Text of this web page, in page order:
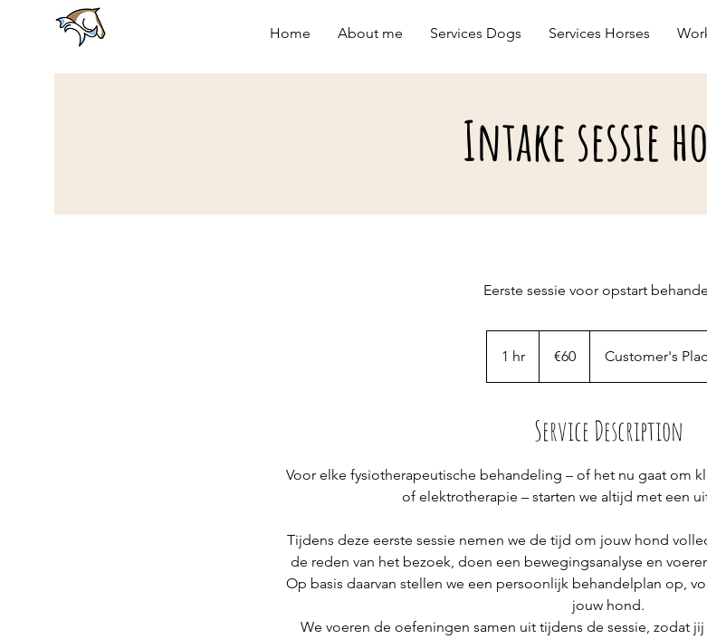
Home About me Services Dogs Services Horses
Intake sessie
Eerste sessie voor opstart
1 hr1
h
€60 Customer's
Service Description
Voor elke fysiotherapeutische behandeling – of het nu gaat om
of elektrotherapie – starten we altijd met een
Tijdens deze eerste sessie nemen we de tijd om jouw hond
de reden van het bezoek, doen een bewegingsanalyse en
Op basis daarvan stellen we een persoonlijk behandelplan op,
jouw hond.
We voeren de oefeningen samen uit tijdens de sessie, zodat